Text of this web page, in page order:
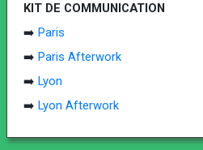
KIT DE COMMUNICATION
➡️ Paris
➡️ Paris Afterwork
➡️ Lyon
➡️ Lyon Afterwork